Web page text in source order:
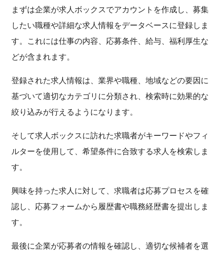
まずは企業が求人ボックスでアカウントを作成し、募集
したい職種や詳細な求人情報をデータベースに登録しま
す。これには仕事の内容、応募条件、給与、福利厚生な
どが含まれます。
登録された求人情報は、業界や職種、地域などの要因に
基づいて適切なカテゴリに分類され、検索時に効果的な
絞り込みが行えるようになります。
そして求人ボックスに訪れた求職者がキーワードやフィ
ルターを使用して、希望条件に合致する求人を検索しま
す。
興味を持った求人に対して、求職者は応募プロセスを確
認し、応募フォームから履歴書や職務経歴書を提出しま
す。
最後に企業が応募者の情報を確認し、適切な候補者を選